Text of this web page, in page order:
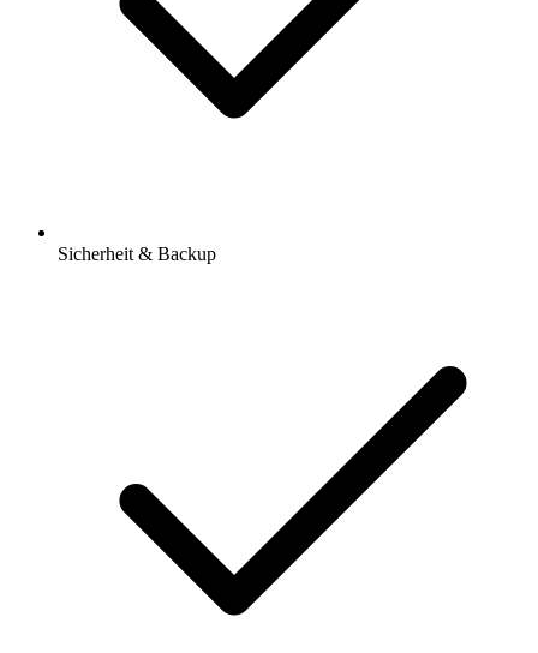
Sicherheit & Backup